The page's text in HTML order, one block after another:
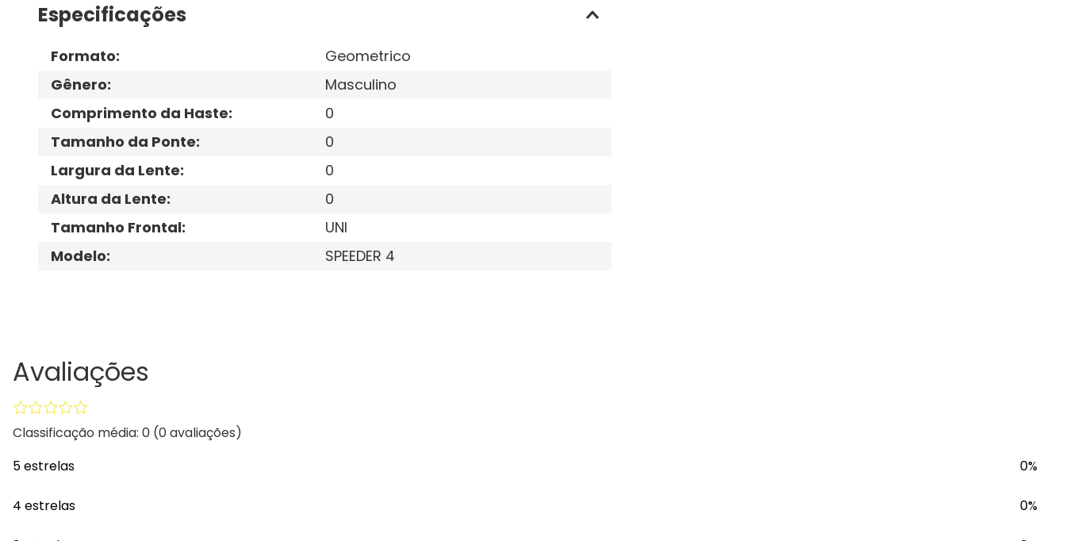
Especificações
Formato:
Geometrico
Gênero:
Masculino
Comprimento da Haste:
0
Tamanho da Ponte:
0
Largura da Lente:
0
Altura da Lente:
0
Tamanho Frontal:
UNI
Modelo: SPEEDER 4
Avaliações
Classificação média: 0 (0 avaliações)
5 estrelas
0%
4 estrelas 0%